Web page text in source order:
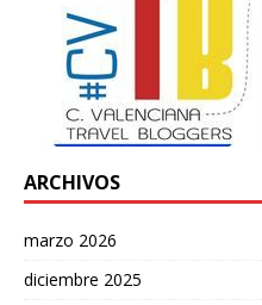
ARCHIVOS
marzo 2026
diciembre 2025